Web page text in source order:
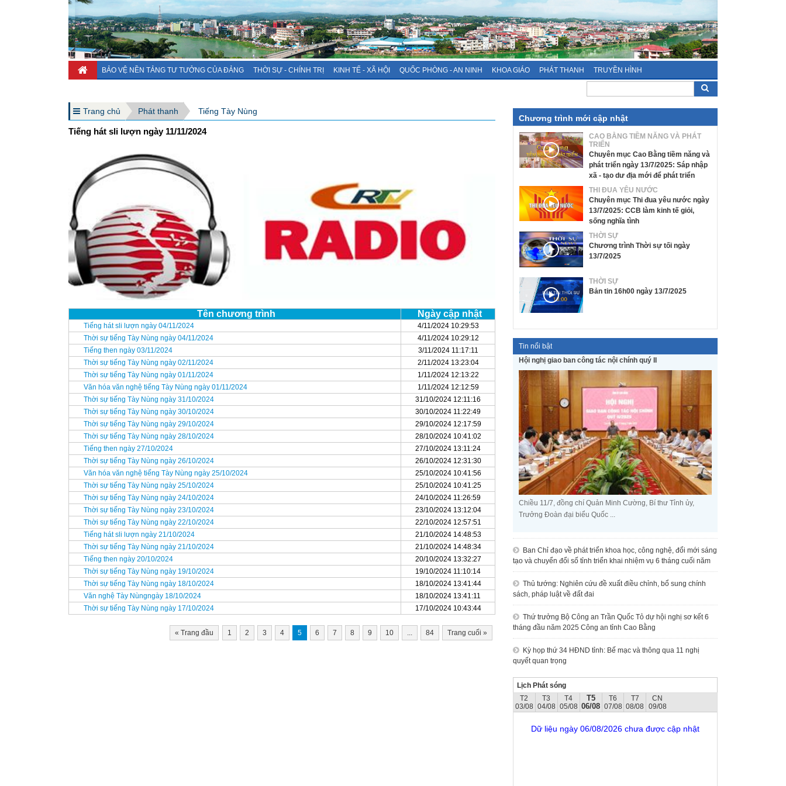
BẢO VỆ NỀN TẢNG TƯ TƯỞNG CỦA ĐẢNG THỜI SỰ - CHÍNH TRỊ KINH TẾ - XÃ HỘI QUỐC PHÒNG - AN NINH KHOA GIÁO PHÁT THANH TRUYỀN HÌNH
Trang chủ Phát thanh Tiếng Tày Nùng
Tiếng hát sli lượn ngày 11/11/2024
Tên chương trình Ngày cập nhật
Tiếng hát sli lượn ngày 04/11/2024
4/11/2024 10:29:53
Thời sự tiếng Tày Nùng ngày 04/11/2024
4/11/2024 10:29:12
Tiếng then ngày 03/11/2024
3/11/2024 11:17:11
Thời sự tiếng Tày Nùng ngày 02/11/2024
2/11/2024 13:23:04
Thời sự tiếng Tày Nùng ngày 01/11/2024
1/11/2024 12:13:22
Văn hóa văn nghệ tiếng Tày Nùng ngày 01/11/2024
1/11/2024 12:12:59
Thời sự tiếng Tày Nùng ngày 31/10/2024
31/10/2024 12:11:16
Thời sự tiếng Tày Nùng ngày 30/10/2024
30/10/2024 11:22:49
Thời sự tiếng Tày Nùng ngày 29/10/2024
29/10/2024 12:17:59
Thời sự tiếng Tày Nùng ngày 28/10/2024
28/10/2024 10:41:02
Tiếng then ngày 27/10/2024
27/10/2024 13:11:24
Thời sự tiếng Tày Nùng ngày 26/10/2024
26/10/2024 12:31:30
Văn hóa văn nghệ tiếng Tày Nùng ngày 25/10/2024
25/10/2024 10:41:56
Thời sự tiếng Tày Nùng ngày 25/10/2024
25/10/2024 10:41:25
Thời sự tiếng Tày Nùng ngày 24/10/2024
24/10/2024 11:26:59
Thời sự tiếng Tày Nùng ngày 23/10/2024
23/10/2024 13:12:04
Thời sự tiếng Tày Nùng ngày 22/10/2024
22/10/2024 12:57:51
Tiếng hát sli lượn ngày 21/10/2024
21/10/2024 14:48:53
Thời sự tiếng Tày Nùng ngày 21/10/2024
21/10/2024 14:48:34
Tiếng then ngày 20/10/2024
20/10/2024 13:32:27
Thời sự tiếng Tày Nùng ngày 19/10/2024
19/10/2024 11:10:14
Thời sự tiếng Tày Nùng ngày 18/10/2024
18/10/2024 13:41:44
Văn nghệ Tày Nùngngày 18/10/2024
18/10/2024 13:41:11
Thời sự tiếng Tày Nùng ngày 17/10/2024
17/10/2024 10:43:44
« Trang đầu 1 2 3 4 5 6 7 8 9 10 ... 84 Trang cuối »
Chương trình mới cập nhật
CAO BẰNG TIỀM NĂNG VÀ PHÁT
TRIỂN
Chuyên mục Cao Bằng tiềm năng và
phát triển ngày 13/7/2025: Sáp nhập
xã - tạo dư địa mới để phát triển
THI ĐUA YÊU NƯỚC
Chuyên mục Thi đua yêu nước ngày
13/7/2025: CCB làm kinh tế giỏi,
sống nghĩa tình
THỜI SỰ
Chương trình Thời sự tối ngày
13/7/2025
THỜI SỰ
Bản tin 16h00 ngày 13/7/2025
Tin nổi bật
Hội nghị giao ban công tác nội chính quý II
Chiều 11/7, đồng chí Quản Minh Cường, Bí thư Tỉnh ủy,
Trưởng Đoàn đại biểu Quốc ...
Ban Chỉ đạo về phát triển khoa học, công nghệ, đổi mới sáng
tạo và chuyển đổi số tỉnh triển khai nhiệm vụ 6 tháng cuối năm
Thủ tướng: Nghiên cứu đề xuất điều chỉnh, bổ sung chính
sách, pháp luật về đất đai
Thứ trưởng Bộ Công an Trần Quốc Tỏ dự hội nghị sơ kết 6
tháng đầu năm 2025 Công an tỉnh Cao Bằng
Kỳ họp thứ 34 HĐND tỉnh: Bế mạc và thông qua 11 nghị
quyết quan trọng
Lịch Phát sóng
T2
03/08
T3
04/08
T4
05/08
T5
06/08
T6
07/08
T7
08/08
CN
09/08
Dữ liệu ngày 06/08/2026 chưa được cập nhật